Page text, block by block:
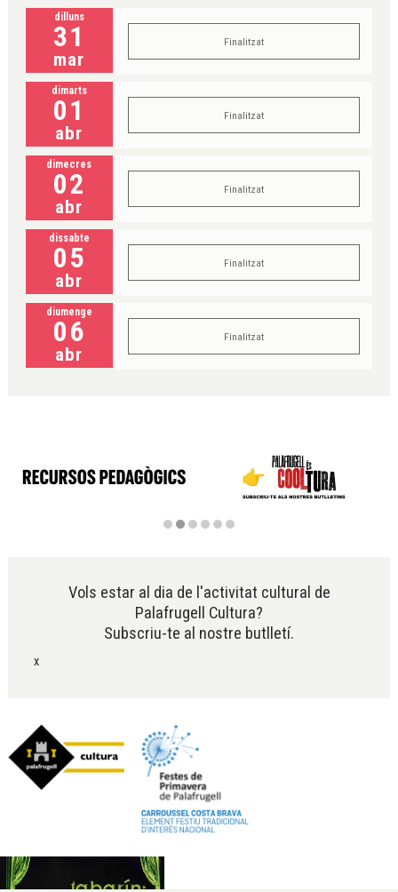
dilluns
31
mar
Finalitzat
dimarts
01
abr
Finalitzat
dimecres
02
abr
Finalitzat
dissabte
05
abr
Finalitzat
diumenge
06
abr
Finalitzat
Vols estar al dia de l'activitat cultural de
Palafrugell Cultura?
Subscriu-te al nostre butlletí.
x